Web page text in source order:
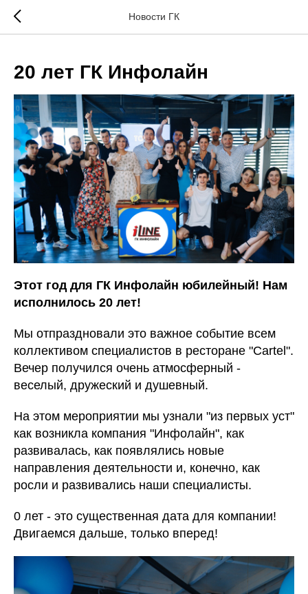
Новости ГК
20 лет ГК Инфолайн
Этот год для ГК Инфолайн юбилейный! Нам
исполнилось 20 лет!
Мы отпраздновали это важное событие всем
коллективом специалистов в ресторане "Cartel".
Вечер получился очень атмосферный -
веселый, дружеский и душевный.
На этом мероприятии мы узнали "из первых уст"
как возникла компания "Инфолайн", как
развивалась, как появлялись новые
направления деятельности и, конечно, как
росли и развивались наши специалисты.
0 лет - это существенная дата для компании!
Двигаемся дальше, только вперед!